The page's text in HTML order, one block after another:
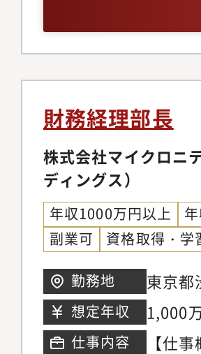
プ出
プ）
財務経理部長
株式会社マイクロニ
ディングス）
年収1000万円以上
副業可
資格取得・学
勤務地
東京都
ンブル
想定年収
仕事内容
【仕